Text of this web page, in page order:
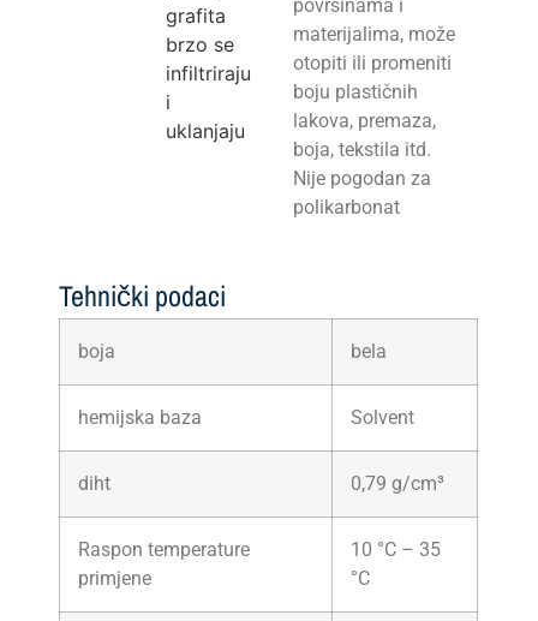
grafita
brzo se
infiltriraju
i
uklanjaju
površinama i
materijalima, može
otopiti ili promeniti
boju plastičnih
lakova, premaza,
boja, tekstila itd.
Nije pogodan za
polikarbonat
Tehnički podaci
boja bela
hemijska baza Solvent
diht 0,79 g/cm³
Raspon temperature
primjene
10 °C – 35
°C